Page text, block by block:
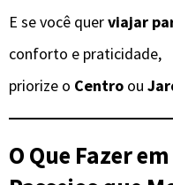
E se você querviajar
conforto e praticidade,
priorize o Centro ou
O Que Fazer em